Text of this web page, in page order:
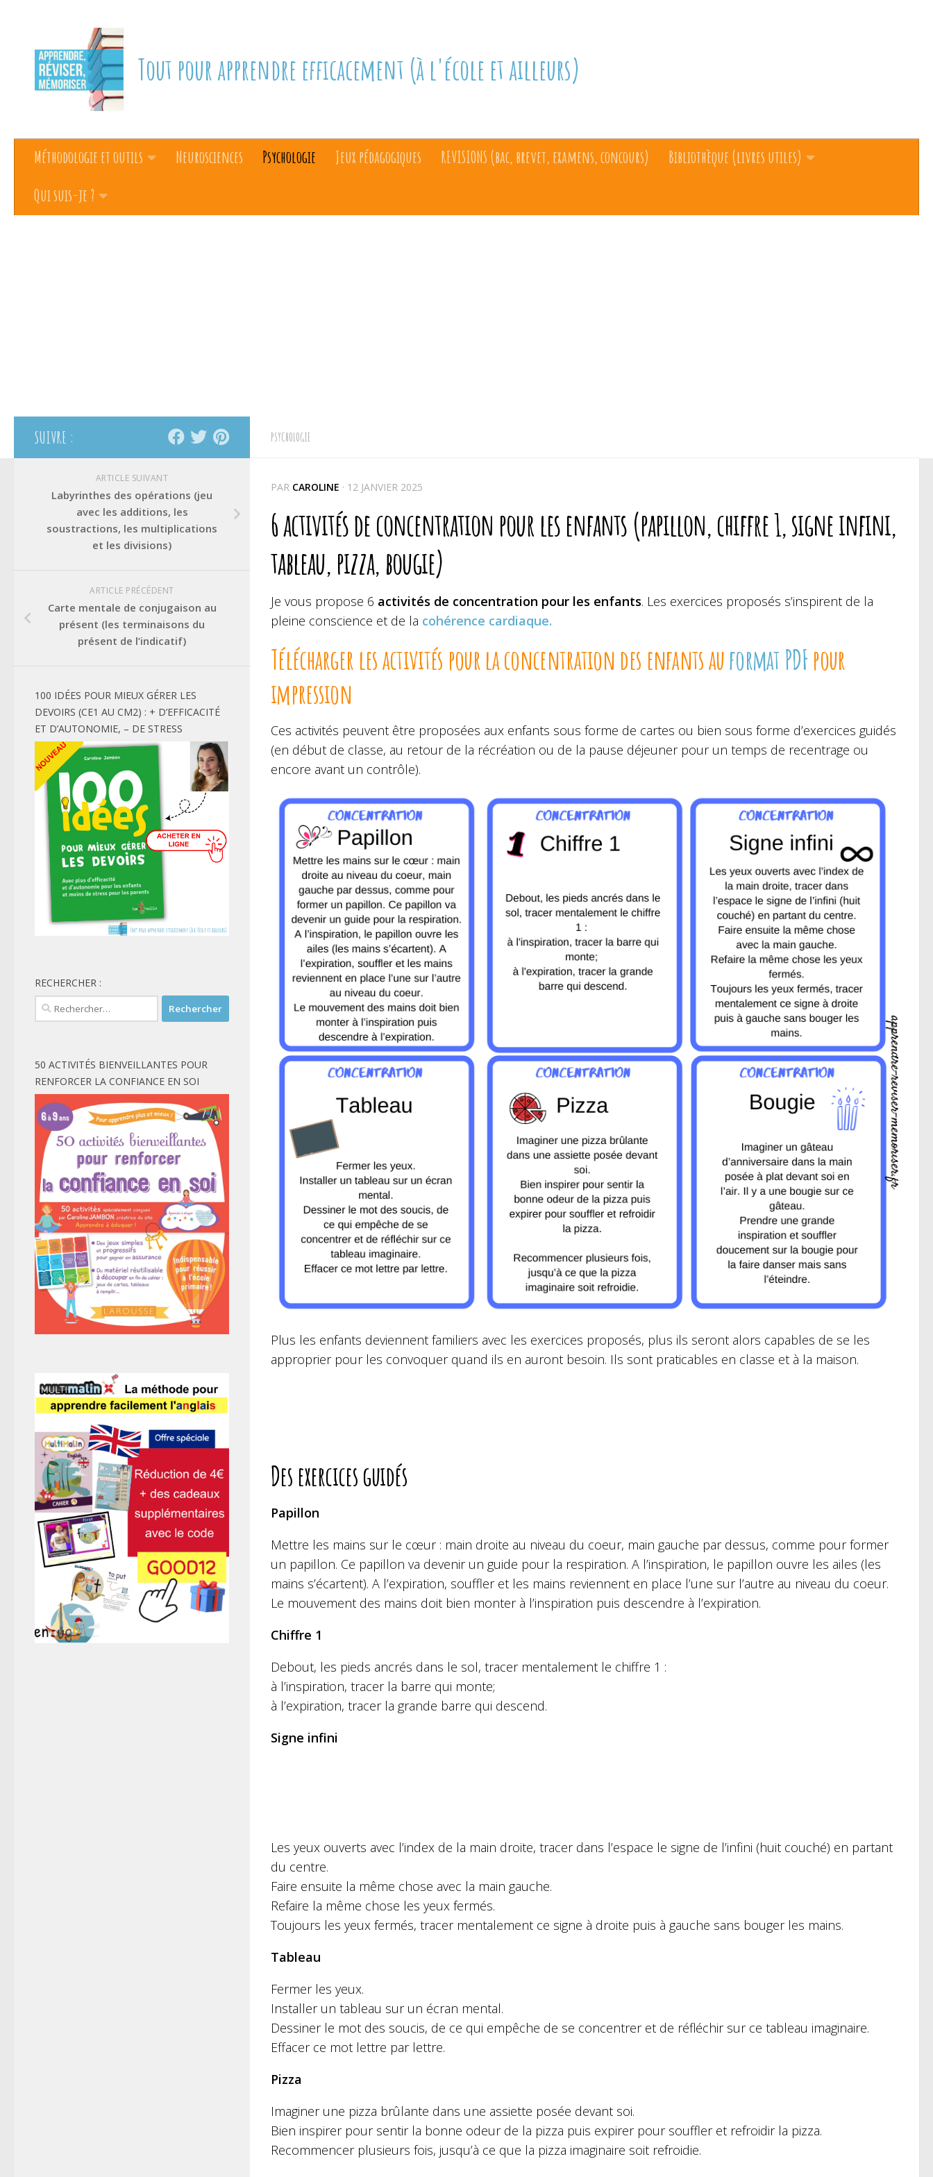
Tout pour apprendre efficacement (à l'école et ailleurs)
Méthodologie et outils Neurosciences Psychologie Jeux pédagogiques REVISIONS (bac, brevet, examens, concours)
Bibliothèque (livres utiles)
Qui suis-je ?
PSYCHOLOGIE
PAR CAROLINE · 12 JANVIER 2025
6 activités de concentration pour les enfants (papillon, chiffre 1, signe infini,
tableau, pizza, bougie)
Je vous propose 6 activités de concentration pour les enfants. Les exercices proposés s’inspirent de la
pleine conscience et de la cohérence cardiaque.
Télécharger les activités pour la concentration des enfants auformat PDFpour
impression
Ces activités peuvent être proposées aux enfants sous forme de cartes ou bien sous forme d’exercices guidés
(en début de classe, au retour de la récréation ou de la pause déjeuner pour un temps de recentrage ou
encore avant un contrôle).
Plus les enfants deviennent familiers avec les exercices proposés, plus ils seront alors capables de se les
approprier pour les convoquer quand ils en auront besoin. Ils sont praticables en classe et à la maison.
Des exercices guidés
Papillon
Mettre les mains sur le cœur : main droite au niveau du coeur, main gauche par dessus, comme pour former
un papillon. Ce papillon va devenir un guide pour la respiration. A l’inspiration, le papillon ouvre les ailes (les
mains s’écartent). A l’expiration, souffler et les mains reviennent en place l’une sur l’autre au niveau du coeur.
Le mouvement des mains doit bien monter à l’inspiration puis descendre à l’expiration.
Chiffre 1
Debout, les pieds ancrés dans le sol, tracer mentalement le chiffre 1 :
à l’inspiration, tracer la barre qui monte;
à l’expiration, tracer la grande barre qui descend.
Signe infini
Les yeux ouverts avec l’index de la main droite, tracer dans l’espace le signe de l’infini (huit couché) en partant
du centre.
Faire ensuite la même chose avec la main gauche.
Refaire la même chose les yeux fermés.
Toujours les yeux fermés, tracer mentalement ce signe à droite puis à gauche sans bouger les mains.
Tableau
Fermer les yeux.
Installer un tableau sur un écran mental.
Dessiner le mot des soucis, de ce qui empêche de se concentrer et de réfléchir sur ce tableau imaginaire.
Effacer ce mot lettre par lettre.
Pizza
Imaginer une pizza brûlante dans une assiette posée devant soi.
Bien inspirer pour sentir la bonne odeur de la pizza puis expirer pour souffler et refroidir la pizza.
Recommencer plusieurs fois, jusqu’à ce que la pizza imaginaire soit refroidie.
SUIVRE :
ARTICLE SUIVANT
Labyrinthes des opérations (jeu
avec les additions, les
soustractions, les multiplications
et les divisions)
ARTICLE PRÉCÉDENT
Carte mentale de conjugaison au
présent (les terminaisons du
présent de l’indicatif)
100 IDÉES POUR MIEUX GÉRER LES
DEVOIRS (CE1 AU CM2) : + D’EFFICACITÉ
ET D’AUTONOMIE, – DE STRESS
RECHERCHER :
Rechercher :
50 ACTIVITÉS BIENVEILLANTES POUR
RENFORCER LA CONFIANCE EN SOI